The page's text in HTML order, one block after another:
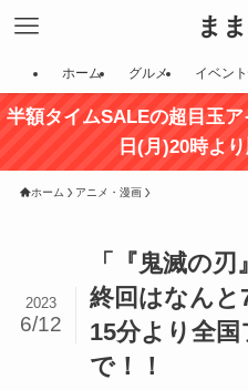
ま
ホーム グルメ イベン
半額タイムSALEの超目玉
日(月)20時よ
ホーム アニメ・漫画
「『鬼滅の
終回はなんと
15分より全
で！！
2023
6/12